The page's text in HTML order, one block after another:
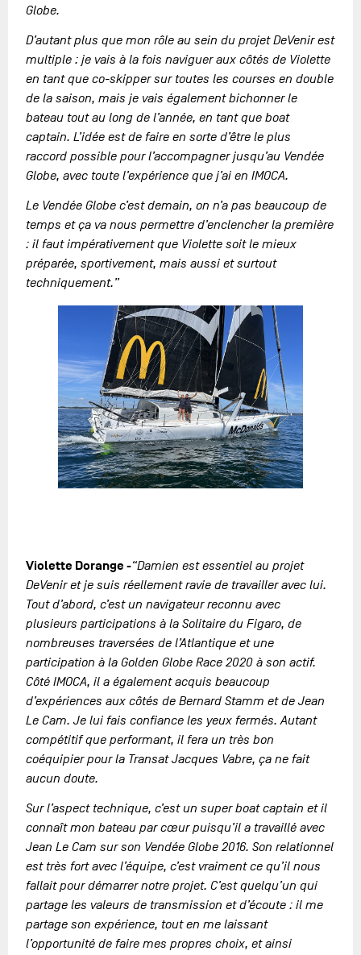
Globe.
D’autant plus que mon rôle au sein du projet DeVenir est
multiple : je vais à la fois naviguer aux côtés de Violette
en tant que co-skipper sur toutes les courses en double
de la saison, mais je vais également bichonner le
bateau tout au long de l’année, en tant que boat
captain. L’idée est de faire en sorte d’être le plus
raccord possible pour l’accompagner jusqu’au Vendée
Globe, avec toute l’expérience que j’ai en IMOCA.
Le Vendée Globe c’est demain, on n’a pas beaucoup de
temps et ça va nous permettre d’enclencher la première
: il faut impérativement que Violette soit le mieux
préparée, sportivement, mais aussi et surtout
techniquement.”
Violette Dorange -“Damien est essentiel au projet
DeVenir et je suis réellement ravie de travailler avec lui.
Tout d’abord, c’est un navigateur reconnu avec
plusieurs participations à la Solitaire du Figaro, de
nombreuses traversées de l’Atlantique et une
participation à la Golden Globe Race 2020 à son actif.
Côté IMOCA, il a également acquis beaucoup
d’expériences aux côtés de Bernard Stamm et de Jean
Le Cam. Je lui fais confiance les yeux fermés. Autant
compétitif que performant, il fera un très bon
coéquipier pour la Transat Jacques Vabre, ça ne fait
aucun doute.
Sur l’aspect technique, c’est un super boat captain et il
connaît mon bateau par cœur puisqu’il a travaillé avec
Jean Le Cam sur son Vendée Globe 2016. Son relationnel
est très fort avec l’équipe, c’est vraiment ce qu’il nous
fallait pour démarrer notre projet. C’est quelqu’un qui
partage les valeurs de transmission et d’écoute : il me
partage son expérience, tout en me laissant
l’opportunité de faire mes propres choix, et ainsi